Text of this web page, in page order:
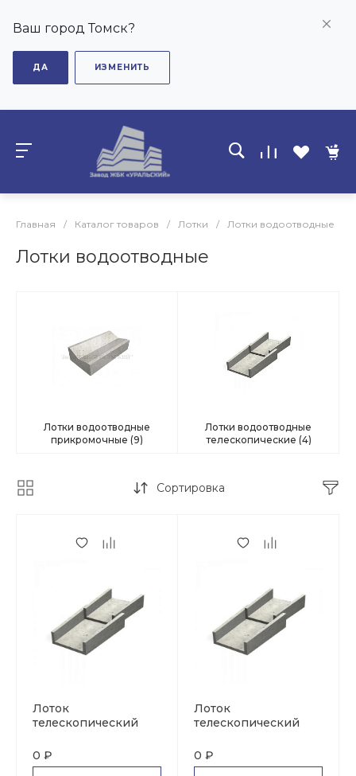
Ваш город Томск?
ДА ИЗМЕНИТЬ
Главная / Каталог товаров / Лотки / Лотки водоотводные
Лотки водоотводные
Лотки водоотводные
прикромочные (9)
Лотки водоотводные
телескопические (4)
Сортировка
Лоток
телескопический
0 ₽
Лоток
телескопический
0 ₽